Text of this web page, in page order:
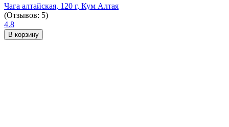
Чага алтайская, 120 г, Кум Алтая
(Отзывов: 5)
4.8
В корзину